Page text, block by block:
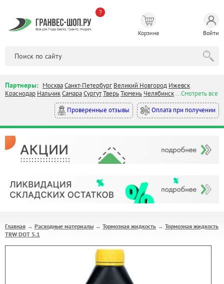
?
Корзина Войти
Партнеры: МоскваСанкт-Петербург Великий Новгород Ижевск
Краснодар НальчикСамараСургутТверьТюмень Челябинск...Смотреть все
Проверенные отзывы
Оплата при получении
Главная → Расходные материалы → Тормозная жидкость → Тормозная жидкость
TRW DOT 5.1